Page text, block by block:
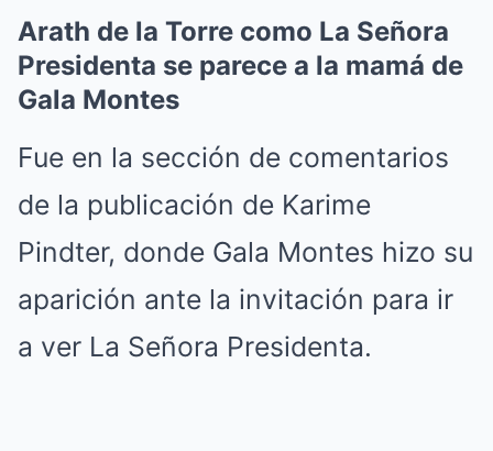
Arath de la Torre como La Señora
Presidenta se parece a la mamá de
Gala Montes
Fue en la sección de comentarios
de la publicación de Karime
Pindter, donde Gala Montes hizo su
aparición ante la invitación para ir
a ver La Señora Presidenta.